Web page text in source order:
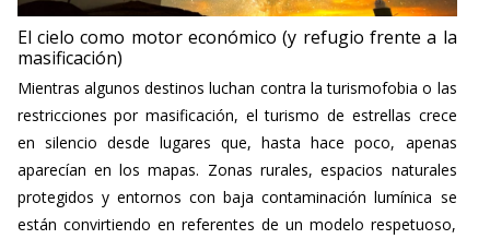
El cielo como motor económico (y refugio frente a la
masificación)
Mientras algunos destinos luchan contra la turismofobia o las
restricciones por masificación, el turismo de estrellas crece
en silencio desde lugares que, hasta hace poco, apenas
aparecían en los mapas. Zonas rurales, espacios naturales
protegidos y entornos con baja contaminación lumínica se
están convirtiendo en referentes de un modelo respetuoso,